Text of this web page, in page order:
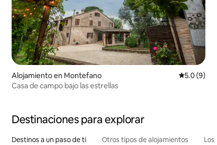
Alojamiento en Montefano
5.0 (9)
Casa de campo bajo las estrellas
Destinaciones para explorar
Destinos a un paso de ti Otros tipos de alojamientos